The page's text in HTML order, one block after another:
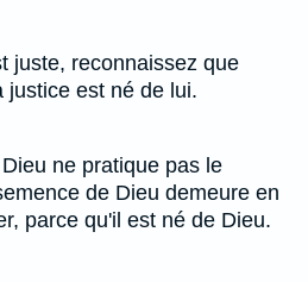
juste, reconnaissez que
justice est né de lui.
ne pratique pas le
de Dieu demeure en
parce qu'il est né de Dieu.